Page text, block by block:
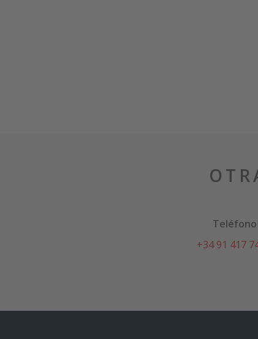
Teléfono
+34 91 417